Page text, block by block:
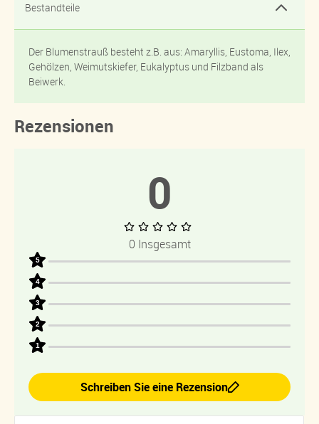
Bestandteile
Der Blumenstrauß besteht z.B. aus: Amaryllis, Eustoma, Ilex,
Gehölzen, Weimutskiefer, Eukalyptus und Filzband als
Beiwerk.
Rezensionen
0
0 Insgesamt
5
4
3
2
1
Schreiben Sie eine Rezension